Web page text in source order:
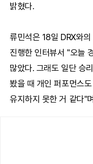
밝혔다.
류민석은 18일 DRX와
진행한 인터뷰서 "오늘
많았다. 그래도 일단 승
봤을 때 개인 퍼포먼스
유지하지 못한 거 같다"